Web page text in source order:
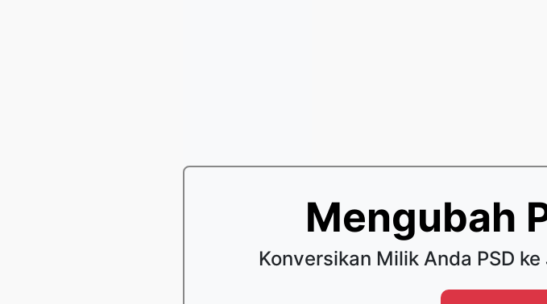
Mengubah
Konversikan Milik Anda PSD